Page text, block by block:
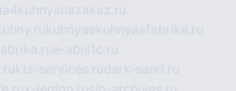
kuhnyaekuhnyaafabrika.ru
e-abis1c.ru
kts-services.rudark-sand.ru